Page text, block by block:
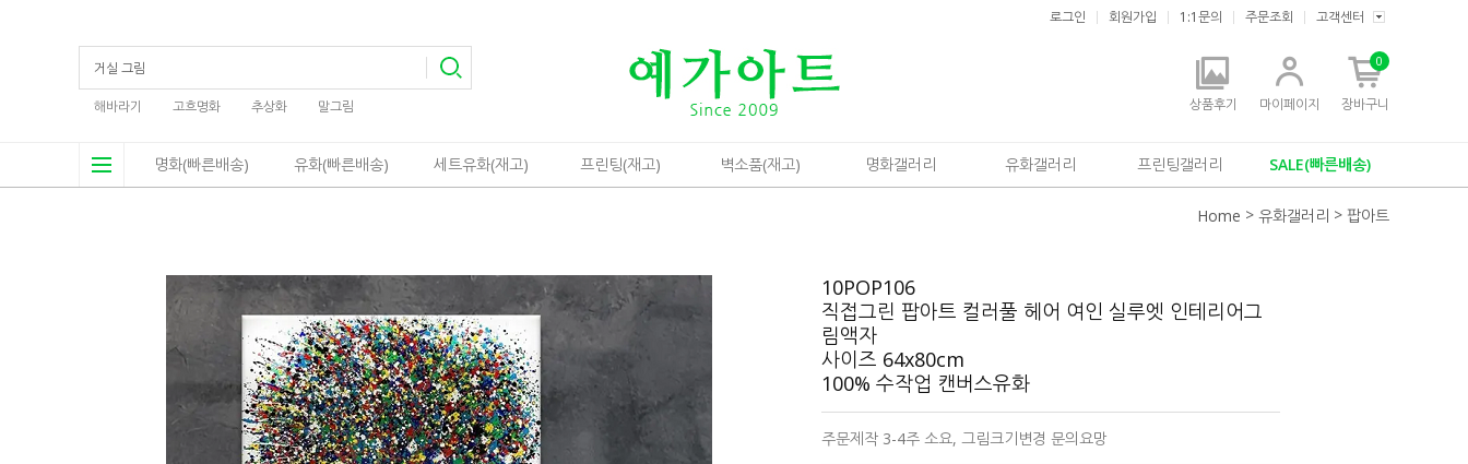
해바라기 고흐명화 추상화 말그림
로그인 회원가입 1:1문의 주문조회 고객센터
상품후기 마이페이지 장바구니
0
명화(빠른배송) 유화(빠른배송) 세트유화(재고) 프린팅(재고) 벽소품(재고) 명화갤러리 유화갤러리 프린팅갤러리 SALE(빠른배송)
Home > 유화갤러리 > 팝아트
10POP106
직접그린 팝아트 컬러풀 헤어 여인 실루엣 인테리어그
림액자
사이즈 64x80cm
100% 수작업 캔버스유화
주문제작 3-4주 소요, 그림크기변경 문의요망